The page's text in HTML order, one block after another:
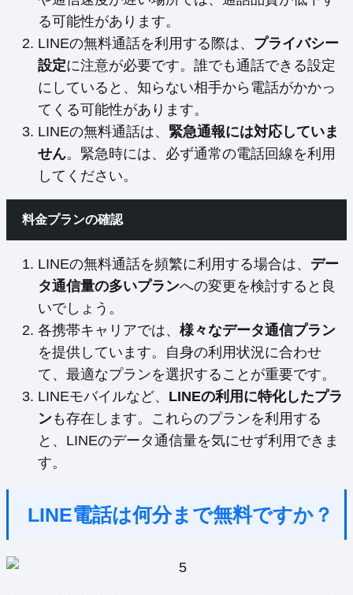
る可能性があります。
LINEの無料通話を利用する際は、 プライバシー
設定に注意が必要です。誰でも通話できる設定
にしていると、知らない相手から電話がかかっ
てくる可能性があります。
LINEの無料通話は、 緊急通報には対応していま
せん。緊急時には、必ず通常の電話回線を利用
してください。
料金プランの確認
LINEの無料通話を頻繁に利用する場合は、 デー
タ通信量の多いプランへの変更を検討すると良
いでしょう。
各携帯キャリアでは、 様々なデータ通信プラン
を提供しています。自身の利用状況に合わせ
て、最適なプランを選択することが重要です。
LINEモバイルなど、 LINEの利用に特化したプラ
ンも存在します。これらのプランを利用する
と、LINEのデータ通信量を気にせず利用できま
す。
LINE電話は何分まで無料ですか？